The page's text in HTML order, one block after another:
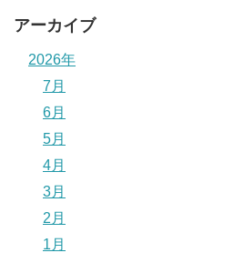
アーカイブ
2026年
7月
6月
5月
4月
3月
2月
1月